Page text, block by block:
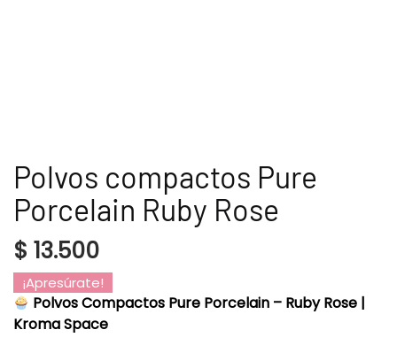
Polvos compactos Pure
Porcelain Ruby Rose
$ 13.500
¡Apresúrate!
Polvos Compactos Pure Porcelain – Ruby Rose |
Kroma Space